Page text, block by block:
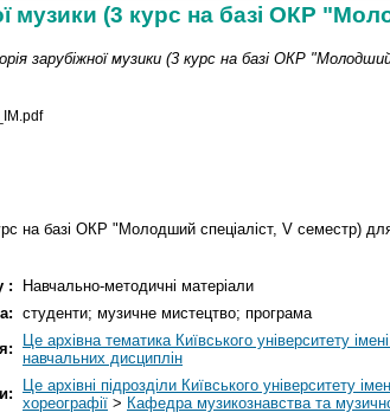
музики (3 курс на базі ОКР
зарубіжної музики (3 курс на базі ОКР
на базі ОКР "Молодший спеціаліст, V семестр)
:
Навчально-методичні матеріали
студенти; музичне мистецтво; програма
Це архівна тематика Київського університету
навчальних дисциплін
Це архівні підрозділи Київського університету
хореографії > Кафедра музикознавства та